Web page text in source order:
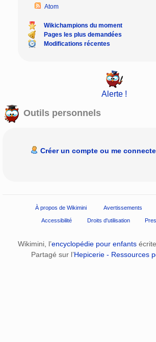
Atom
Wikichampions du moment
Pages les plus demandées
Modifications récentes
Alerte !
Outils personnels
Créer un compte ou me
À propos de Wikimini Avertissements
Accessibilité Droits d'utilisation
Wikimini, l’encyclopédie pour enfants écrite
Partagé sur l’Hepicerie - Ressources